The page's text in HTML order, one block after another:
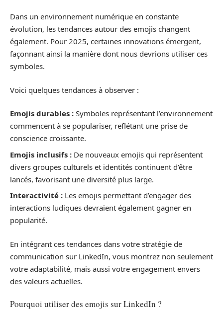
Dans un environnement numérique en constante
évolution, les tendances autour des emojis changent
également. Pour 2025, certaines innovations émergent,
façonnant ainsi la manière dont nous devrions utiliser ces
symboles.
Voici quelques tendances à observer :
Emojis durables : Symboles représentant l’environnement
commencent à se populariser, reflétant une prise de
conscience croissante.
Emojis inclusifs : De nouveaux emojis qui représentent
divers groupes culturels et identités continuent d’être
lancés, favorisant une diversité plus large.
Interactivité : Les emojis permettant d’engager des
interactions ludiques devraient également gagner en
popularité.
En intégrant ces tendances dans votre stratégie de
communication sur LinkedIn, vous montrez non seulement
votre adaptabilité, mais aussi votre engagement envers
des valeurs actuelles.
Pourquoi utiliser des emojis sur LinkedIn ?